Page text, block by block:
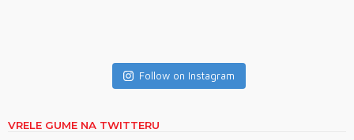
Follow on Instagram
VRELE GUME NA TWITTERU